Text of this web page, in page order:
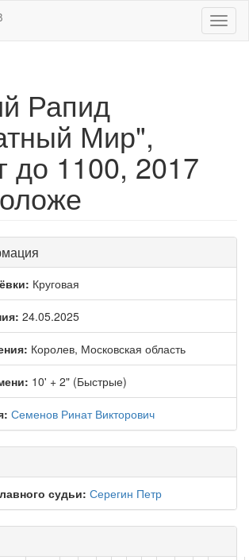
Рапид
Мир",
до 1100, 2017
Круговая
24.05.2025
Королев, Московская область
10' + 2" (Быстрые)
Семенов Ринат Викторович
судьи: Серегин Петр